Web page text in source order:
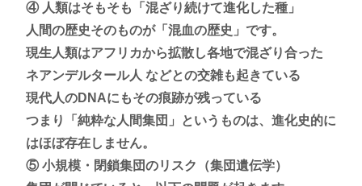
④ 人類はそもそも「混ざり続けて進化した種」
人間の歴史そのものが「混血の歴史」です。
現生人類はアフリカから拡散し各地で混ざり合った
ネアンデルタール人 などとの交雑も起きている
現代人のDNAにもその痕跡が残っている
つまり「純粋な人間集団」というものは、進化史的に
はほぼ存在しません。
⑤ 小規模・閉鎖集団のリスク（集団遺伝学）